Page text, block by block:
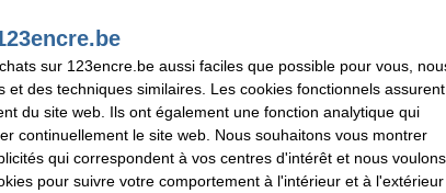
non
USB
oui (imprimer)
1.024 MB
votre ancien appareil
réseau.
sur 123encre.be aussi faciles que possible pour vous,
et des techniques similaires. Les cookies fonctionnels assurent
du site web. Ils ont également une fonction analytique qui
continuellement le site web. Nous souhaitons vous montrer
qui correspondent à vos centres d'intérêt et nous voulons
pour suivre votre comportement à l'intérieur et à l'extérieur